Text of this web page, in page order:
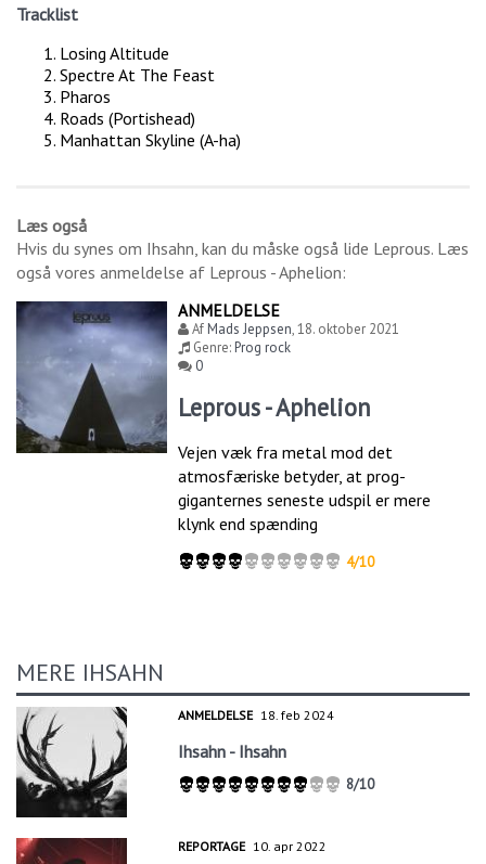
Tracklist
Losing Altitude
Spectre At The Feast
Pharos
Roads (Portishead)
Manhattan Skyline (A-ha)
Læs også
Hvis du synes om Ihsahn, kan du måske også lide Leprous. Læs
også vores anmeldelse af Leprous - Aphelion:
ANMELDELSE
AfMads Jeppsen,18. oktober 2021
Genre:Prog rock
0
Leprous - Aphelion
Vejen væk fra metal mod det
atmosfæriske betyder, at prog-
giganternes seneste udspil er mere
klynk end spænding
4/10
MERE IHSAHN
ANMELDELSE 18. feb 2024
Ihsahn - Ihsahn
8/10
REPORTAGE 10. apr 2022